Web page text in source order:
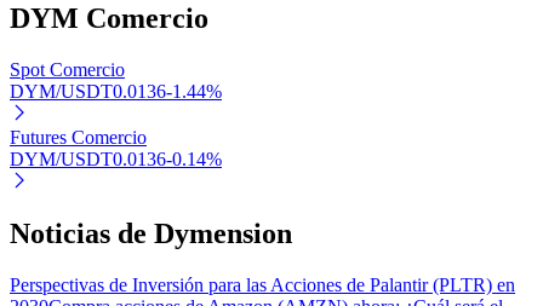
Inversión automática
Obtenga ganancias a largo plazo e intereses flexibles
DYM Comercio
Spot Comercio
DYM/USDT0.0136-1.44%
Futures Comercio
DYM/USDT0.0136-0.14%
Noticias de Dymension
Perspectivas de Inversión para las Acciones de Palantir (PLTR) en